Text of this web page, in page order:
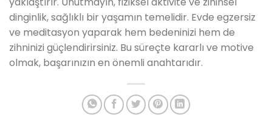
dinginlik, sağlıklı bir yaşamın temelidir. Evde egzersiz
ve meditasyon yaparak hem bedeninizi hem de
zihninizi güçlendirirsiniz. Bu süreçte kararlı ve motive
olmak, başarınızın en önemli anahtarıdır.